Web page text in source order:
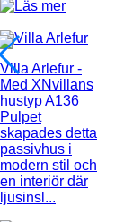
Villa Arlefur -
Med XNvillans
hustyp A136
Pulpet
skapades detta
passivhus i
modern stil och
en interiör där
ljusinsl...